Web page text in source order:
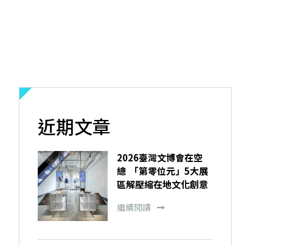
近期文章
2026臺灣文博會在空
總 「第零位元」5大展
區解壓縮在地文化創意
繼續閱讀